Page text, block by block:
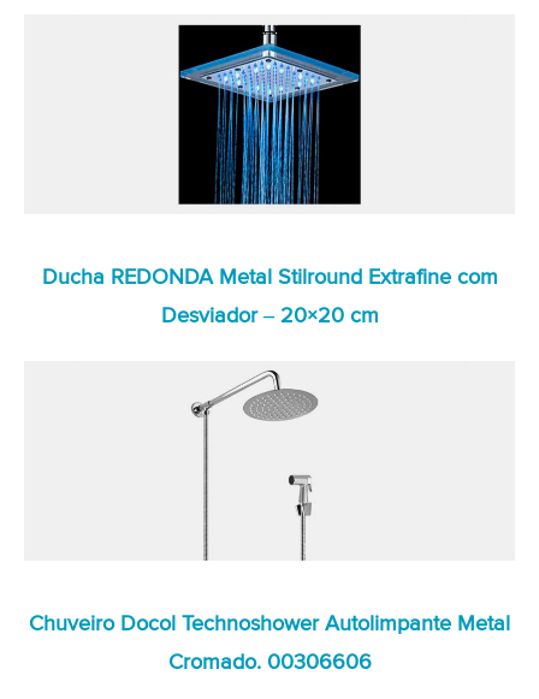
Ducha REDONDA Metal Stilround Extrafine com
Desviador – 20×20 cm
Chuveiro Docol Technoshower Autolimpante Metal
Cromado. 00306606